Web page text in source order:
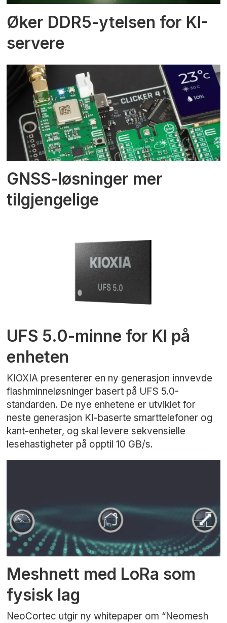
Øker DDR5-ytelsen for KI-
servere
GNSS-løsninger mer
tilgjengelige
UFS 5.0-minne for KI på
enheten
KIOXIA presenterer en ny generasjon innvevde
flashminneløsninger basert på UFS 5.0-
standarden. De nye enhetene er utviklet for
neste generasjon KI-baserte smarttelefoner og
kant-enheter, og skal levere sekvensielle
lesehastigheter på opptil 10 GB/s.
Meshnett med LoRa som
fysisk lag
NeoCortec utgir ny whitepaper om “Neomesh